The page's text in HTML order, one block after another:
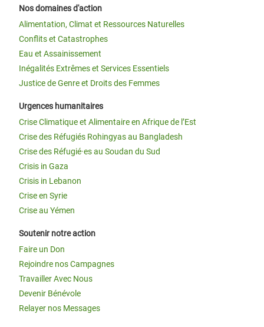
Nos domaines d'action
Alimentation, Climat et Ressources Naturelles
Conflits et Catastrophes
Eau et Assainissement
Inégalités Extrêmes et Services Essentiels
Justice de Genre et Droits des Femmes
Urgences humanitaires
Crise Climatique et Alimentaire en Afrique de l’Est
Crise des Réfugiés Rohingyas au Bangladesh
Crise des Réfugié·es au Soudan du Sud
Crisis in Gaza
Crisis in Lebanon
Crise en Syrie
Crise au Yémen
Soutenir notre action
Faire un Don
Rejoindre nos Campagnes
Travailler Avec Nous
Devenir Bénévole
Relayer nos Messages